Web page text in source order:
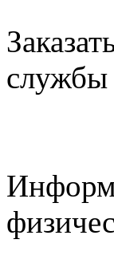
службы